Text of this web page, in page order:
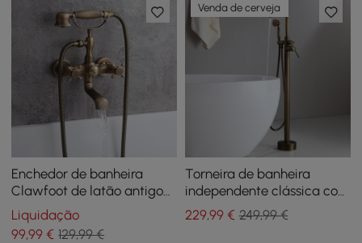
Enchedor de banheira
Clawfoot de latão antigo
de estilo clássico Chester
com chuveiro de mão
Liquidação
99,99 € 129,99 €
Venda de cerveja
Torneira de banheira
independente clássica com
bico giratório de alça
única com chuveiro de
229,99€ 249,99 €